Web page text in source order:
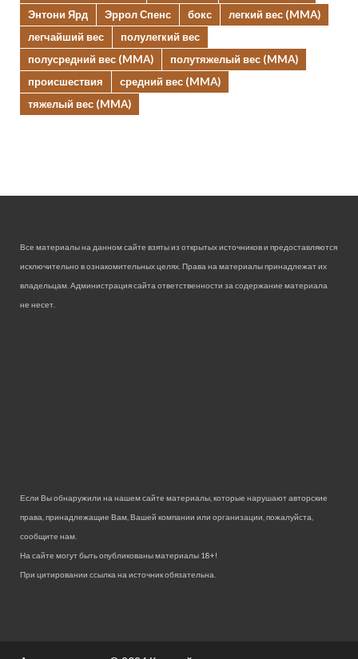
Энтони Ярд
Эррол Спенс бокс
легкий вес (MMA)
легчайший вес
полулегкий вес
полусредний вес (MMA)
полутяжелый вес (MMA)
происшествия
средний вес (MMA)
тяжелый вес (MMA)
Все материалы на данном сайте взяты из открытых источников и предоставляются
исключительно в ознакомительных целях. Права на материалы принадлежат их
владельцам. Администрация сайта ответственности за содержание материала
не несет.
Если Вы обнаружили на нашем сайте материалы, которые нарушают авторские
права, принадлежащие Вам, Вашей компании или организации, пожалуйста,
сообщите нам.
На сайте могут быть опубликованы материалы 18+!
При цитировании ссылка на источник обязательна.